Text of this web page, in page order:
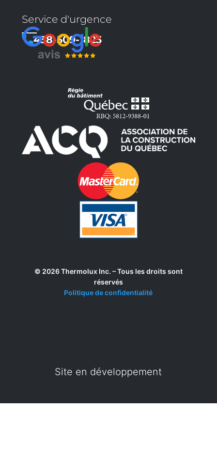
Service d'urgence
438-509-1823
© 2026 Thermolux Inc. – Tous les droits sont
réservés
Politique de confidentialité
Site en développement